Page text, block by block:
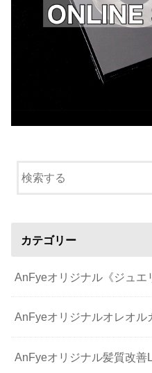
カテゴリー
AnFyeオリジナル《ジュエ
AnFyeオリジナルオレオル
AnFyeオリジナル髪質改善